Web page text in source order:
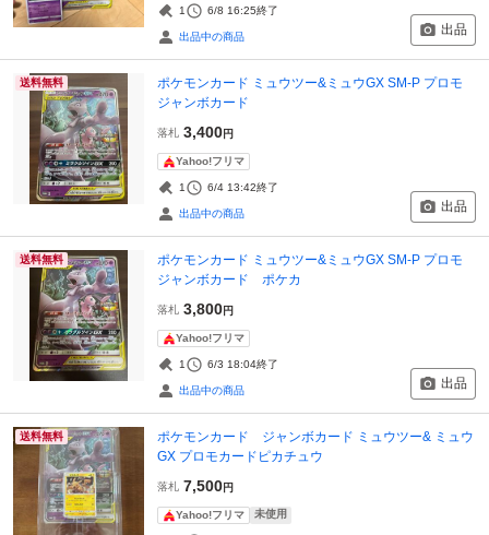
1 6/8 16:25終了
出品中の商品 出品
送料無料
ポケモンカード ミュウツー&ミュウGX SM-P プロモ
ジャンボカード
落札 3,400円
Yahoo!フリマ
1 6/4 13:42終了
出品中の商品 出品
送料無料
ポケモンカード ミュウツー&ミュウGX SM-P プロモ
ジャンボカード ポケカ
落札 3,800円
Yahoo!フリマ
1 6/3 18:04終了
出品中の商品 出品
送料無料
ポケモンカード ジャンボカード ミュウツー& ミュウ
GX プロモカードピカチュウ
落札 7,500円
Yahoo!フリマ 未使用